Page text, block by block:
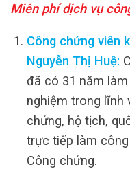
Miễn phí dịch vụ
Công chứng viên
Nguyễn Thị Huệ:
đã có 31 năm
nghiệm trong lĩnh
chứng, hộ tịch,
trực tiếp làm
Công chứng.